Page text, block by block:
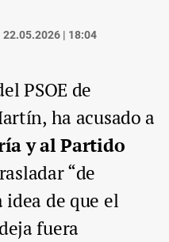
22.05.2026 | 18:04
PSOE de
ha acusado a
y al Partido
“de
de que el
fuera